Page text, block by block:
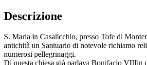
Descrizione
S. Maria in Casalicchio, presso Tofe di
antichità un Santuario di notevole richiamo
numerosi pellegrinaggi.
Di questa chiesa già parlava Bonifacio VIIIin